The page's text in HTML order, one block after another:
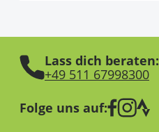
Lass dich beraten:
+49 511 67998300
Folge uns auf: